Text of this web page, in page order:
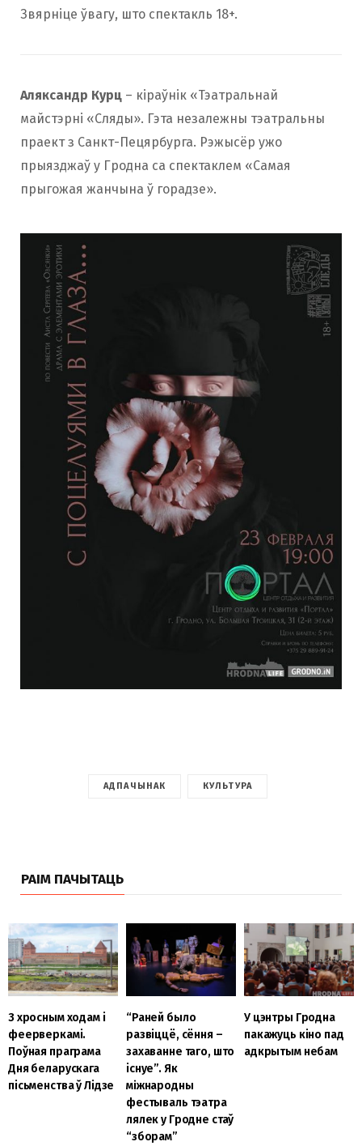
Звярніце ўвагу, што спектакль 18+.
Аляксандр Курц – кіраўнік «Тэатральнай
майстэрні «Сляды». Гэта незалежны тэатральны
праект з Санкт-Пецярбурга. Рэжысёр ужо
прыязджаў у Гродна са спектаклем «Самая
прыгожая жанчына ў горадзе».
АДПАЧЫНАК КУЛЬТУРА
РАІМ ПАЧЫТАЦЬ
З хросным ходам і
феерверкамі.
Поўная праграма
Дня беларускага
пісьменства ў Лідзе
“Раней было
развіццё, сёння –
захаванне таго, што
існуе”. Як
мiжнародны
фестываль тэатра
лялек у Гродне стаў
“зборам”
У цэнтры Гродна
пакажуць кіно пад
адкрытым небам